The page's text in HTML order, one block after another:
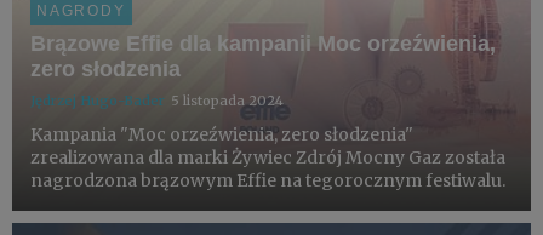
NAGRODY
Brązowe Effie dla kampanii Moc orzeźwienia,
zero słodzenia
Jędrzej Hugo-Bader 5 listopada 2024
Kampania "Moc orzeźwienia, zero słodzenia"
zrealizowana dla marki Żywiec Zdrój Mocny Gaz została
nagrodzona brązowym Effie na tegorocznym festiwalu.